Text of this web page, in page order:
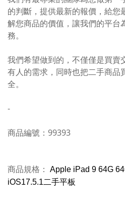
的判斷，提供最新的報價，給您
解您商品的價值，讓我們的平台
務。
我們希望做到的，不僅僅是買賣
有人的需求，同時也把二手商品
全。
-
商品編號：99393
商品規格：
Apple iPad 9 64G
iOS17.5.1二手平板